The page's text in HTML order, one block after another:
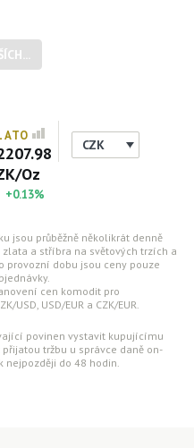
Oz
+0.13%
CZK
jsou průběžně několikrát denně
a stříbra na světových trzích a
provozní dobu jsou ceny pouze
cen komodit pro
USD/EUR a CZK/EUR.
povinen vystavit kupujícímu
tržbu u správce daně on-
nejpozději do 48 hodin.